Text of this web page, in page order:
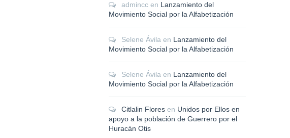
admincc en Lanzamiento del
Movimiento Social por la Alfabetización
Selene Ávila en Lanzamiento del
Movimiento Social por la Alfabetización
Selene Ávila en Lanzamiento del
Movimiento Social por la Alfabetización
Citlalin Flores en Unidos por Ellos en
apoyo a la población de Guerrero por el
Huracán Otis